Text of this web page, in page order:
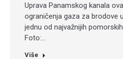
Uprava Panamskog kanala
ograničenja gaza za brodove
jednu od najvažnijih
Foto:…
Više